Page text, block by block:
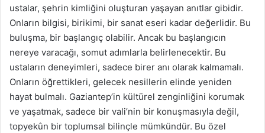
ustalar, şehrin kimliğini oluşturan yaşayan anıtlar gibidir.
Onların bilgisi, birikimi, bir sanat eseri kadar değerlidir. Bu
buluşma, bir başlangıç olabilir. Ancak bu başlangıcın
nereye varacağı, somut adımlarla belirlenecektir. Bu
ustaların deneyimleri, sadece birer anı olarak kalmamalı.
Onların öğrettikleri, gelecek nesillerin elinde yeniden
hayat bulmalı. Gaziantep’in kültürel zenginliğini korumak
ve yaşatmak, sadece bir vali’nin bir konuşmasıyla değil,
topyekûn bir toplumsal bilinçle mümkündür. Bu özel